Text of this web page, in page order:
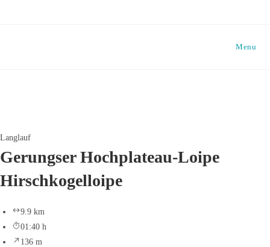
Menu
Langlauf
Gerungser Hochplateau-Loipe
Hirschkogelloipe
9.9 km
01:40 h
136 m